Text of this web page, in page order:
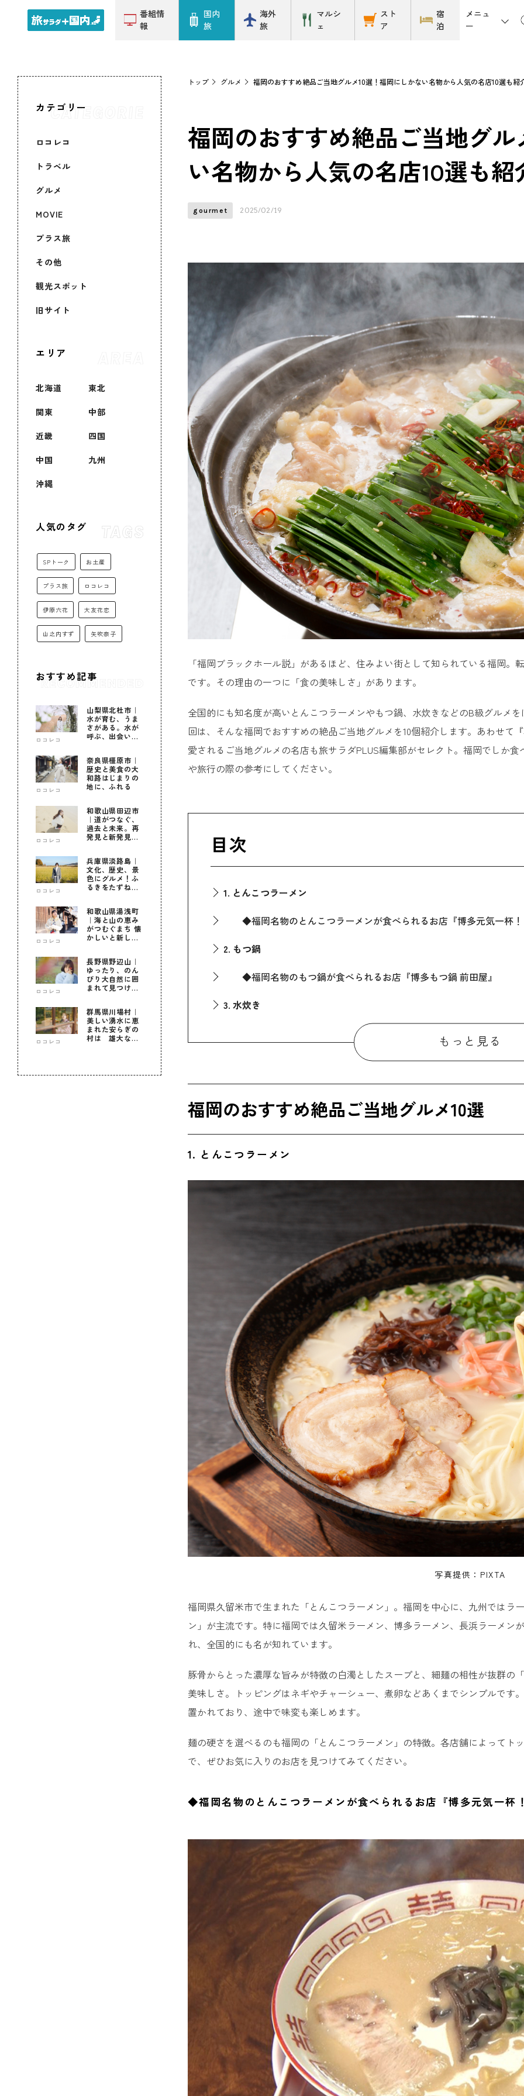
番組情
報
国内
旅
海外
旅
マルシ
ェ
スト
ア
宿
泊
メニュ
ー
カテゴリー
ロコレコ
トラベル
グルメ
MOVIE
プラス旅
その他
観光スポット
旧サイト
エリア
北海道 東北
関東 中部
近畿 四国
中国 九州
沖縄
人気のタグ
SPトーク お土産
プラス旅 ロコレコ
伊原六花 大友花恋
山之内すず 矢吹奈子
おすすめ記事
ロコレコ
山梨県北杜市｜
水が育む、うま
さがある。水が
呼ぶ、出会いが
ロコレコ
奈良県橿原市｜
歴史と美食の大
和路はじまりの
地に、ふれる
ロコレコ
和歌山県田辺市
｜道がつなぐ、
過去と未来。再
発見と新発見の
ロコレコ
兵庫県淡路島｜
文化、歴史、景
色にグルメ！ふ
るきをたずねて
ロコレコ
和歌山県湯浅町
｜海と山の恵み
がつむぐまち 懐
かしいと新しい
ロコレコ
長野県野辺山｜
ゆったり、のん
びり大自然に囲
まれて見つけ
ロコレコ
群馬県川場村｜
美しい湧水に恵
まれた安らぎの
村は 雄大な自
トップ グルメ 福岡のおすすめ絶品ご当地グルメ10選！福岡にしかない名物から人気の名店10選も紹
福岡のおすすめ絶品ご当地グ
い名物から人気の名店10選も紹
gourmet 2025/02/19
「福岡ブラックホール説」があるほど、住みよい街として知られている福岡
です。その理由の一つに「食の美味しさ」があります。
全国的にも知名度が高いとんこつラーメンやもつ鍋、水炊きなどのB級グルメ
回は、そんな福岡でおすすめの絶品ご当地グルメを10個紹介します。あわせて
愛されるご当地グルメの名店も旅サラダPLUS編集部がセレクト。福岡でしか
や旅行の際の参考にしてください。
目次
1. とんこつラーメン
◆福岡名物のとんこつラーメンが食べられるお店『博多元気一杯
2. もつ鍋
◆福岡名物のもつ鍋が食べられるお店『博多もつ鍋 前田屋』
3. 水炊き
◆福岡名物のごまさばが食べられるお店『はじめの一歩』
5. 焼きカレー
◆福岡名物の焼きカレーが食べられるお店『伽哩本舗 門司港レト
7. 博多やきとり
◆福岡名物の博多やきとりが食べられるお店『博多とりかわ大臣
8. ごぼう天うどん（博多うどん）
◆福岡名物のごぼう天うどん（博多うどん）が食べられるお店①：
◆福岡名物のごぼう天うどん（博多うどん）が食べられるお店②『
9. 海鮮グルメ
◆福岡名物の海鮮グルメが食べられるお店『御宿はなわらび』
10. 川端ぜんざい
◆福岡名物の川端ぜんざいが食べられるお店『川端ぜんざい広場』
もっと見る
福岡のおすすめ絶品ご当地グルメ10選
1. とんこつラーメン
写真提供：PIXTA
福岡県久留米市で生まれた「とんこつラーメン」。福岡を中心に、九州ではラ
ン」が主流です。特に福岡では久留米ラーメン、博多ラーメン、長浜ラーメ
れ、全国的にも名が知れています。
豚骨からとった濃厚な旨みが特徴の白濁としたスープと、細麺の相性が抜群の
美味しさ。トッピングはネギやチャーシュー、煮卵などあくまでシンプルです
置かれており、途中で味変も楽しめます。
麺の硬さを選べるのも福岡の「とんこつラーメン」の特徴。各店舗によってト
で、ぜひお気に入りのお店を見つけてみてください。
◆福岡名物のとんこつラーメンが食べられるお店『博多元気一杯